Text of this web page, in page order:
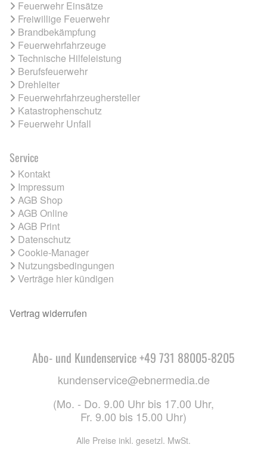
Feuerwehr Einsätze
Freiwillige Feuerwehr
Brandbekämpfung
Feuerwehrfahrzeuge
Technische Hilfeleistung
Berufsfeuerwehr
Drehleiter
Feuerwehrfahrzeughersteller
Katastrophenschutz
Feuerwehr Unfall
Service
Kontakt
Impressum
AGB Shop
AGB Online
AGB Print
Datenschutz
Cookie-Manager
Nutzungsbedingungen
Verträge hier kündigen
Vertrag widerrufen
Abo- und Kundenservice +49 731 88005-8205
kundenservice@ebnermedia.de
(Mo. - Do. 9.00 Uhr bis 17.00 Uhr,
Fr. 9.00 bis 15.00 Uhr)
Alle Preise inkl. gesetzl. MwSt.